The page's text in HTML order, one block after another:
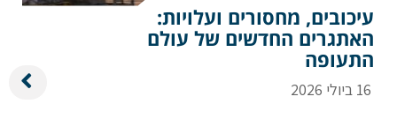
עיכובים, מחסורים ועלויות:
האתגרים החדשים של עולם
התעופה
16 ביולי 2026